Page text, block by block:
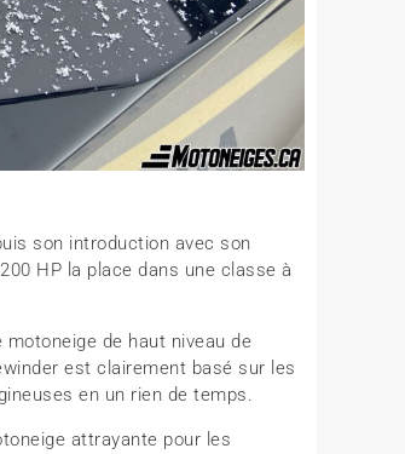
son introduction avec son
HP la place dans une classe à
de haut niveau de
est clairement basé sur les
en un rien de temps.
attrayante pour les